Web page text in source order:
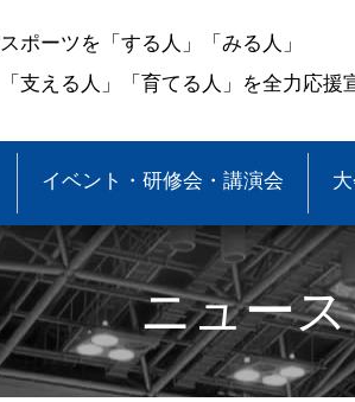
スポーツを「する人」「みる人」
「支える人」「育てる人」を全力応援
イベント・研修会・講演会
ニュース